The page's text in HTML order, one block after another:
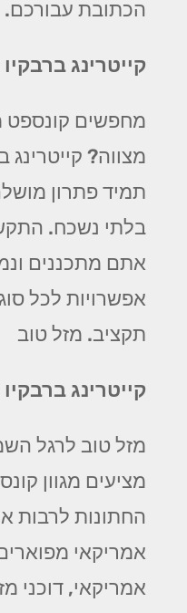
הכתובת עבורכם.
קייטרינג
מחפשים קונספט
מצווה? קייטרינג
תמיד פתרון
בלתי נשכח.
אתם מתכננים
אפשרויות לכל
תקציב. מזל טוב
קייטרינג
מזל טוב לרגל
מציעים מגוון
החתונות לרבות
אמריקאי
אמריקאי, דוכני